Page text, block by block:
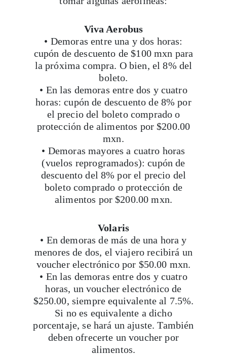
Viva Aerobus
• Demoras entre una y dos horas:
cupón de descuento de $100 mxn para
la próxima compra. O bien, el 8% del
boleto.
• En las demoras entre dos y cuatro
horas: cupón de descuento de 8% por
el precio del boleto comprado o
protección de alimentos por $200.00
mxn.
• Demoras mayores a cuatro horas
(vuelos reprogramados): cupón de
descuento del 8% por el precio del
boleto comprado o protección de
alimentos por $200.00 mxn.
Volaris
• En demoras de más de una hora y
menores de dos, el viajero recibirá un
voucher electrónico por $50.00 mxn.
• En las demoras entre dos y cuatro
horas, un voucher electrónico de
$250.00, siempre equivalente al 7.5%.
Si no es equivalente a dicho
porcentaje, se hará un ajuste. También
deben ofrecerte un voucher por
alimentos.
Viaja con Travesías, recibe cada semana
itinerarios, tips de insider y las guías más
Suscribirme